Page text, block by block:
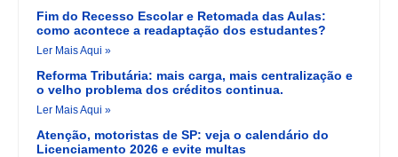
Fim do Recesso Escolar e Retomada das Aulas:
como acontece a readaptação dos estudantes?
Ler Mais Aqui »
Reforma Tributária: mais carga, mais centralização e
o velho problema dos créditos continua.
Ler Mais Aqui »
Atenção, motoristas de SP: veja o calendário do
Licenciamento 2026 e evite multas